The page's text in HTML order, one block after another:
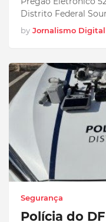
by Jornalismo Digital
Segurança
Polícia do